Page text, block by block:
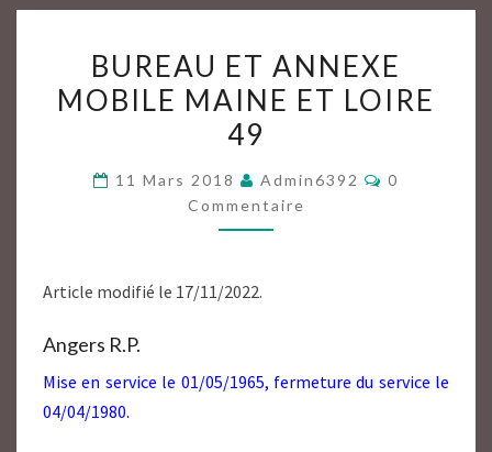
ANNEXE
MOBILE
ET
BUREAU ET ANNEXE
MOBILE MAINE ET LOIRE
49
11 Mars 2018 Admin6392
0
Commentaire
Article modifié le 17/11/2022.
Angers R.P.
Mise en service le 01/05/1965, fermeture du service le
04/04/1980.